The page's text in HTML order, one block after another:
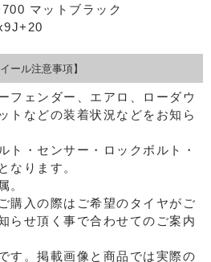
マットブラック
イール注意事項】
フェンダー、エアロ、ローダウ
トなどの装着状況などをお知ら
ト・センサー・ロックボルト・
なります。
。
購入の際はご希望のタイヤがご
らせ頂く事で合わせてのご案内
す。掲載画像と商品では実際の